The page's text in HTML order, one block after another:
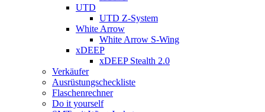
UTD
UTD Z-System
White Arrow
White Arrow S-Wing
xDEEP
xDEEP Stealth 2.0
Verkäufer
Ausrüstungscheckliste
Flaschenrechner
Do it yourself